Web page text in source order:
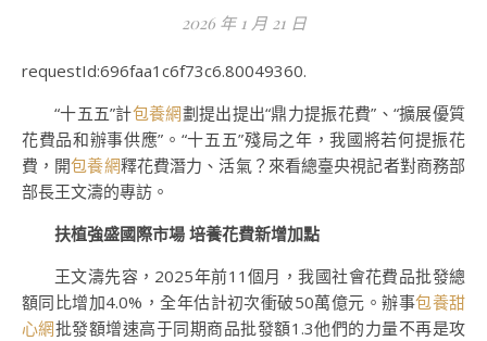
2026 年 1 月 21 日
requestId:696faa1c6f73c6.80049360.
“十五五”計包養網劃提出提出“鼎力提振花費”、“擴展優質
花費品和辦事供應”。“十五五”殘局之年，我國將若何提振花
費，開包養網釋花費潛力、活氣？來看總臺央視記者對商務部
部長王文濤的專訪。
扶植強盛國際市場 培養花費新增加點
王文濤先容，2025年前11個月，我國社會花費品批發總
額同比增加4.0%，全年估計初次衝破50萬億元。辦事包養甜
心網批發額增速高于同期商品批發額1.3他們的力量不再是攻